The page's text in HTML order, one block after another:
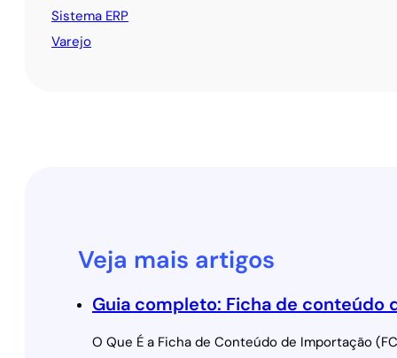
Sistema ERP
Varejo
Veja mais artigos
Guia completo: Ficha de conteúdo
O Que É a Ficha de Conteúdo de Importação